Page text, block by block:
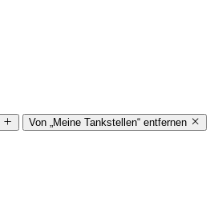
Von „Meine Tankstellen“ entfernen